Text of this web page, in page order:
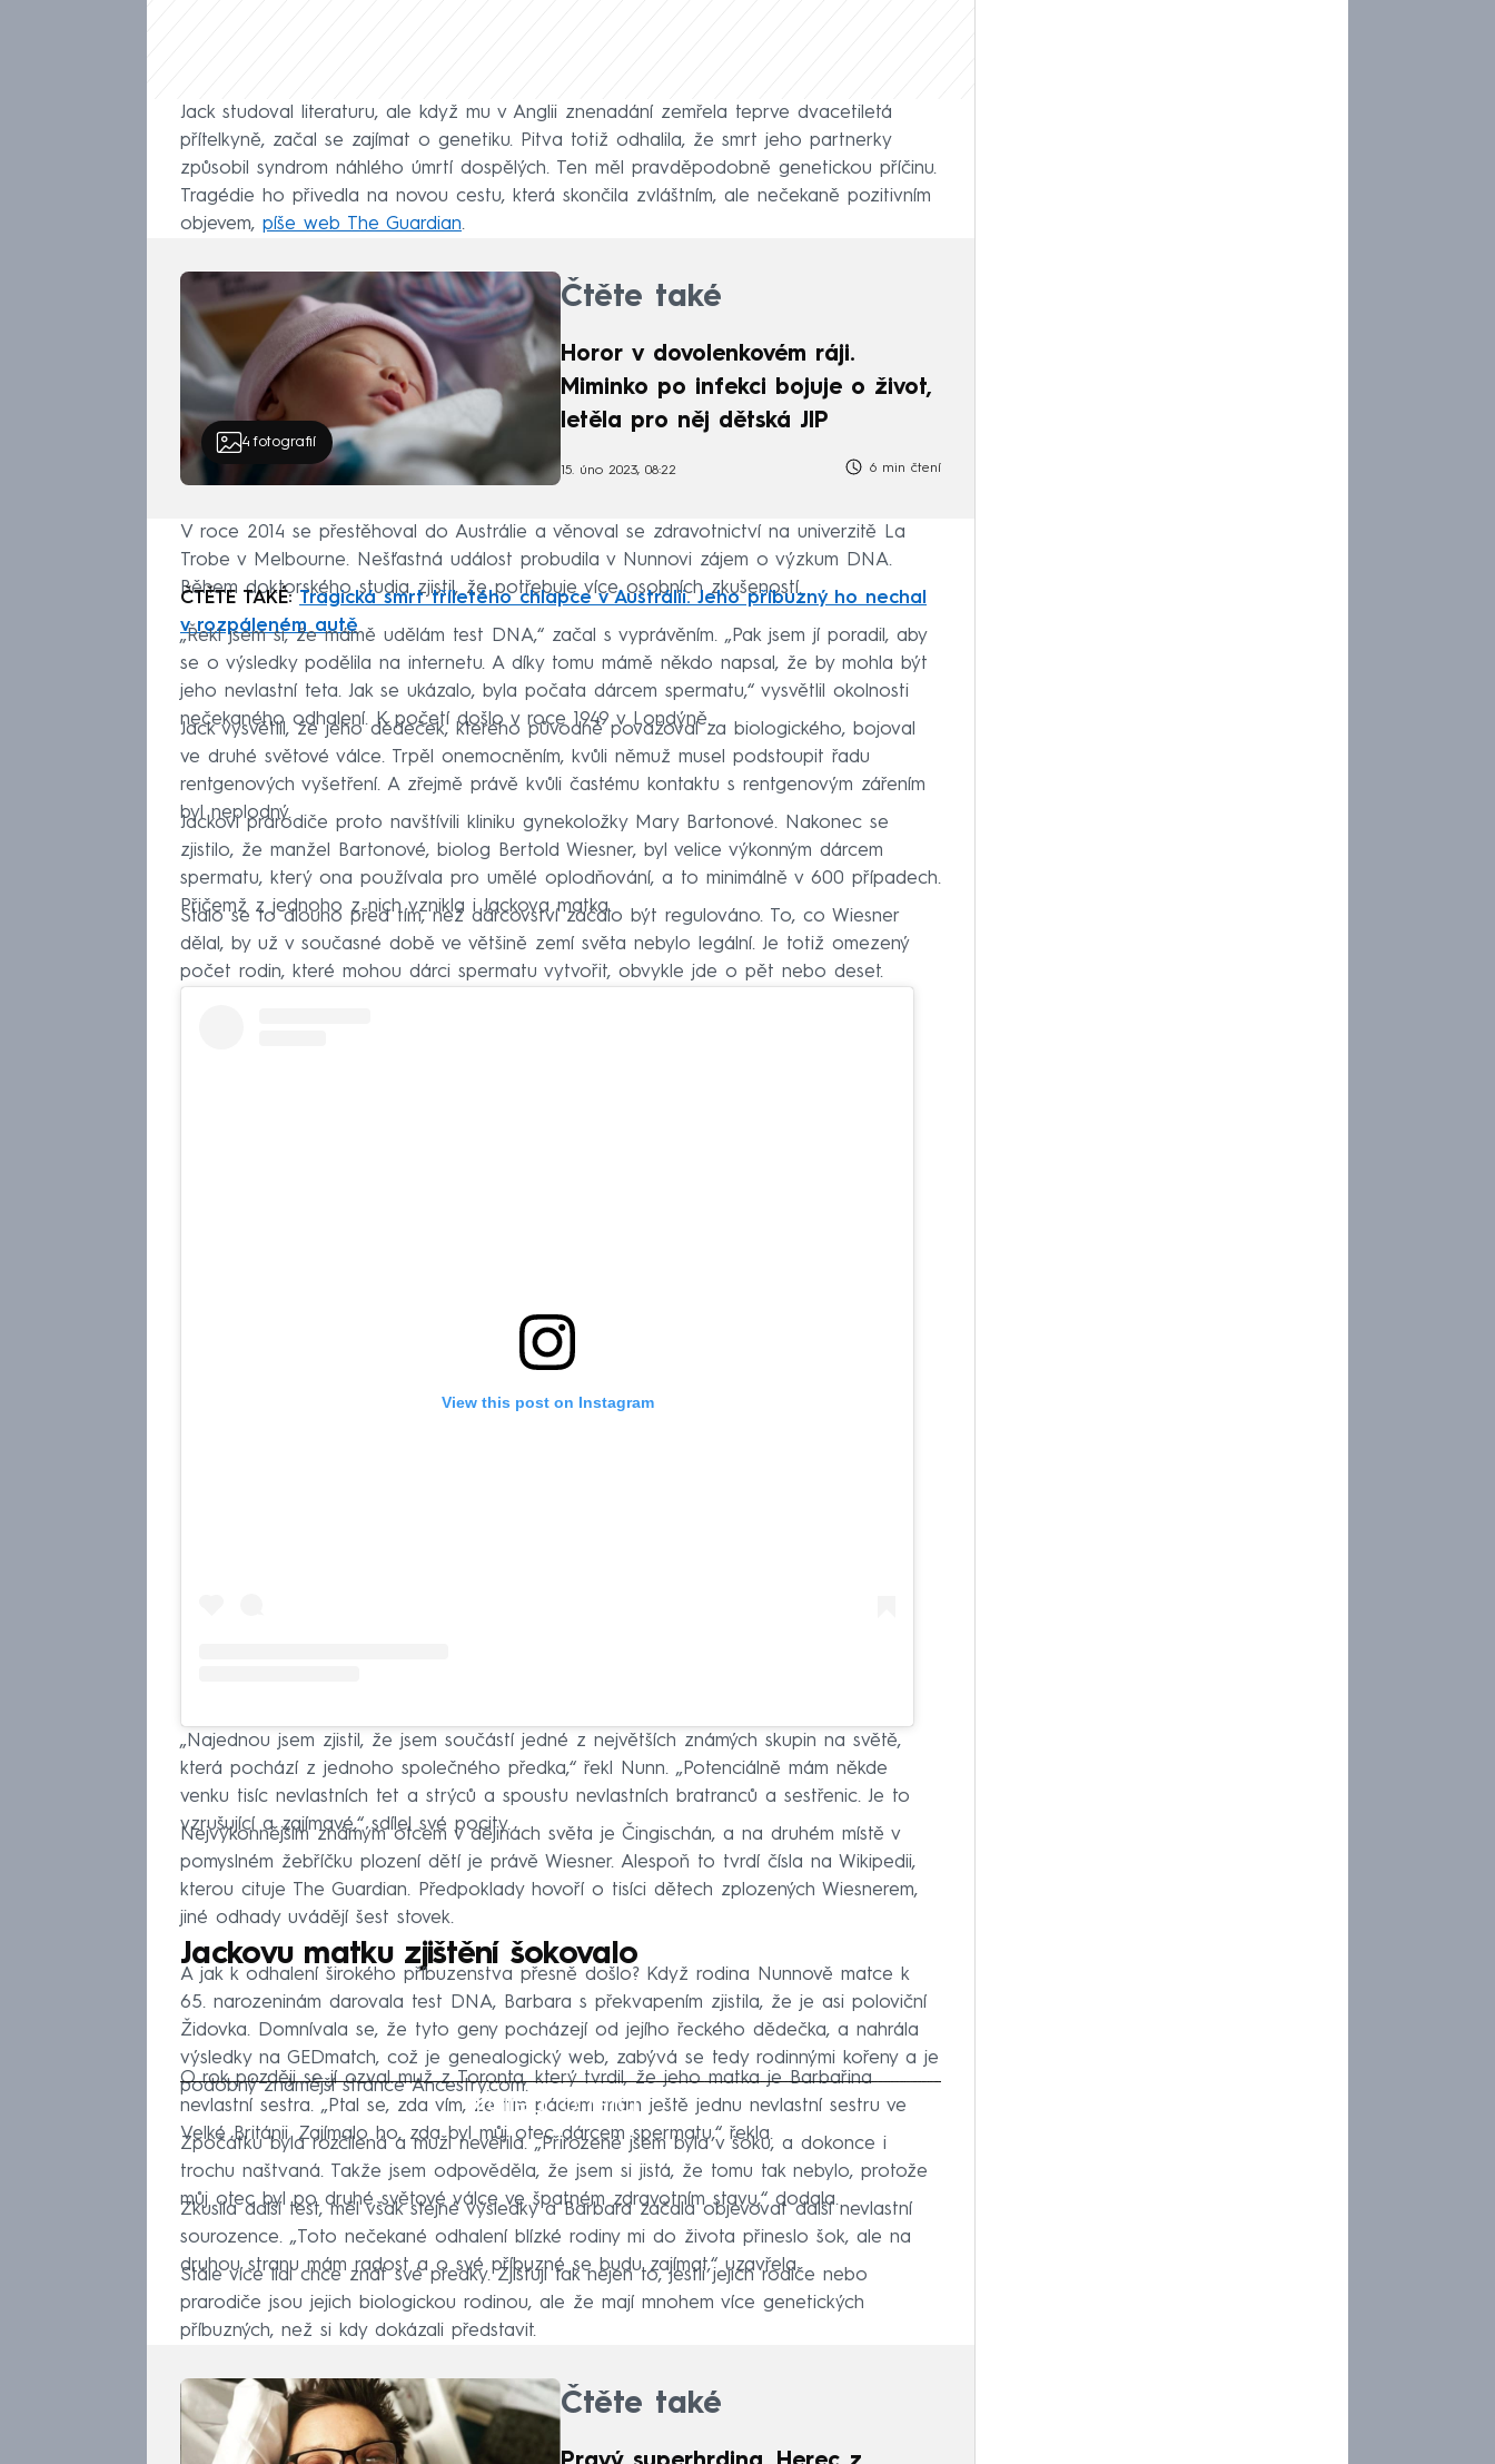
Jack studoval literaturu, ale když mu v Anglii znenadání zemřela teprve dvacetiletá
přítelkyně, začal se zajímat o genetiku. Pitva totiž odhalila, že smrt jeho partnerky
způsobil syndrom náhlého úmrtí dospělých. Ten měl pravděpodobně genetickou příčinu.
Tragédie ho přivedla na novou cestu, která skončila zvláštním, ale nečekaně pozitivním
objevem, píše web The Guardian.
4 fotografií
Čtěte také
Horor v dovolenkovém ráji.
Miminko po infekci bojuje o život,
letěla pro něj dětská JIP
15. úno 2023, 08:22 6 min čtení
V roce 2014 se přestěhoval do Austrálie a věnoval se zdravotnictví na univerzitě La
Trobe v Melbourne. Nešťastná událost probudila v Nunnovi zájem o výzkum DNA.
Během doktorského studia zjistil, že potřebuje více osobních zkušeností.
ČTĚTE TAKÉ:Tragická smrt tříletého chlapce v Austrálii. Jeho příbuzný ho nechal
v rozpáleném autě
„Řekl jsem si, že mámě udělám test DNA,“ začal s vyprávěním. „Pak jsem jí poradil, aby
se o výsledky podělila na internetu. A díky tomu mámě někdo napsal, že by mohla být
jeho nevlastní teta. Jak se ukázalo, byla počata dárcem spermatu,“ vysvětlil okolnosti
nečekaného odhalení. K početí došlo v roce 1949 v Londýně.
Jack vysvětlil, že jeho dědeček, kterého původně považoval za biologického, bojoval
ve druhé světové válce. Trpěl onemocněním, kvůli němuž musel podstoupit řadu
rentgenových vyšetření. A zřejmě právě kvůli častému kontaktu s rentgenovým zářením
byl neplodný.
Jackovi prarodiče proto navštívili kliniku gynekoložky Mary Bartonové. Nakonec se
zjistilo, že manžel Bartonové, biolog Bertold Wiesner, byl velice výkonným dárcem
spermatu, který ona používala pro umělé oplodňování, a to minimálně v 600 případech.
Přičemž z jednoho z nich vznikla i Jackova matka.
Stalo se to dlouho před tím, než dárcovství začalo být regulováno. To, co Wiesner
dělal, by už v současné době ve většině zemí světa nebylo legální. Je totiž omezený
počet rodin, které mohou dárci spermatu vytvořit, obvykle jde o pět nebo deset.
View this post on Instagram
„Najednou jsem zjistil, že jsem součástí jedné z největších známých skupin na světě,
která pochází z jednoho společného předka,“ řekl Nunn. „Potenciálně mám někde
venku tisíc nevlastních tet a strýců a spoustu nevlastních bratranců a sestřenic. Je to
vzrušující a zajímavé,“ sdílel své pocity.
Nejvýkonnějším známým otcem v dějinách světa je Čingischán, a na druhém místě v
pomyslném žebříčku plození dětí je právě Wiesner. Alespoň to tvrdí čísla na Wikipedii,
kterou cituje The Guardian. Předpoklady hovoří o tisíci dětech zplozených Wiesnerem,
jiné odhady uvádějí šest stovek.
Jackovu matku zjištění šokovalo
A jak k odhalení širokého příbuzenstva přesně došlo? Když rodina Nunnově matce k
65. narozeninám darovala test DNA, Barbara s překvapením zjistila, že je asi poloviční
Židovka. Domnívala se, že tyto geny pocházejí od jejího řeckého dědečka, a nahrála
výsledky na GEDmatch, což je genealogický web, zabývá se tedy rodinnými kořeny a je
podobný známější stránce Ancestry.com.
Failed to fetch
O rok později se jí ozval muž z Toronta, který tvrdil, že jeho matka je Barbařina
nevlastní sestra. „Ptal se, zda vím, že tím pádem mám ještě jednu nevlastní sestru ve
Velké Británii. Zajímalo ho, zda byl můj otec dárcem spermatu,“ řekla.
Zpočátku byla rozčilená a muži nevěřila. „Přirozeně jsem byla v šoku, a dokonce i
trochu naštvaná. Takže jsem odpověděla, že jsem si jistá, že tomu tak nebylo, protože
můj otec byl po druhé světové válce ve špatném zdravotním stavu,“ dodala.
Zkusila další test, měl však stejné výsledky a Barbara začala objevovat další nevlastní
sourozence. „Toto nečekané odhalení blízké rodiny mi do života přineslo šok, ale na
druhou stranu mám radost a o své příbuzné se budu zajímat,“ uzavřela.
Stále více lidí chce znát své předky. Zjišťují tak nejen to, jestli jejich rodiče nebo
prarodiče jsou jejich biologickou rodinou, ale že mají mnohem více genetických
příbuzných, než si kdy dokázali představit.
Čtěte také